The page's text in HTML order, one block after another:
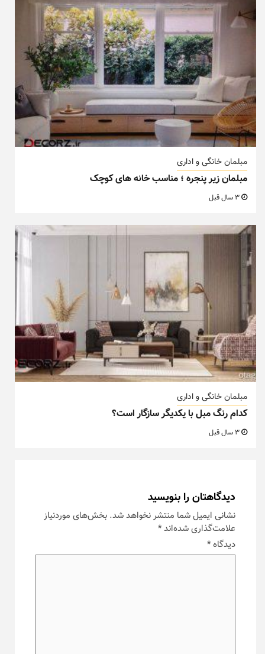
مبلمان خانگی و اداری
مبلمان زیر پنجره ؛ مناسب خانه های کوچک
مبلمان خانگی و اداری
کدام رنگ مبل با یکدیگر سازگار است؟
دیدگاهتان را بنویسید
نشانی ایمیل شما منتشر نخواهد شد. بخش‌های موردنیاز
علامت‌گذاری شده‌اند*
دیدگاه*